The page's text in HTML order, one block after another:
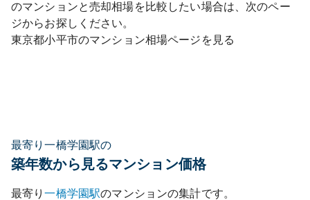
のマンションと売却相場を比較したい場合は、次のペー
ジからお探しください。
東京都小平市のマンション相場ページを見る
最寄り一橋学園駅の
築年数から見るマンション価格
最寄り一橋学園駅のマンションの集計です。